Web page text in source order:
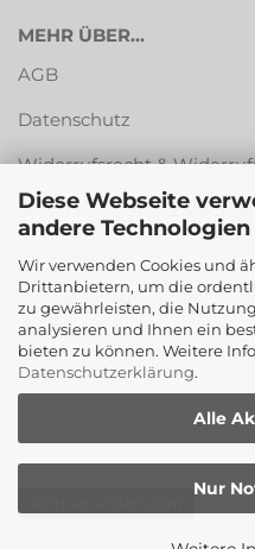
Diese Webseite
andere Technologien
Wir verwenden Cookies und
Drittanbietern, um die
zu gewährleisten, die
analysieren und Ihnen ein
bieten zu können. Weitere
Datenschutzerklärung.
Alle
Nur
MEHR ÜBER...
AGB
Datenschutz
Widerrufsrecht &
Versandkosten &
Impressum
Cookie Einstellungen